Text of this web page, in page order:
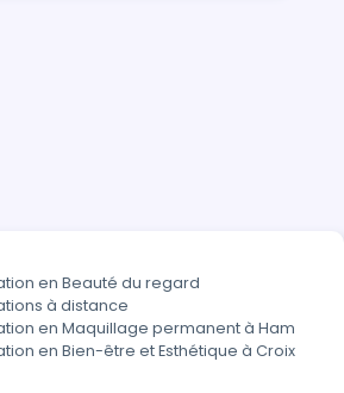
en Beauté du regard
à distance
en Maquillage permanent à Ham
en Bien-être et Esthétique à Croix